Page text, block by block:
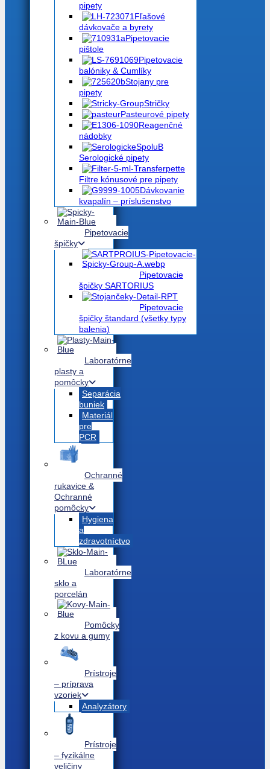
pipety
Fľašové
dávkovače a byrety
Pipetovacie
pištole
Pipetovacie
balóniky & Cumlíky
Stojany pre
pipety
Stričky
Pasteurové pipety
Reagenčné
nádobky
Serologické pipety
Filtre kónusové pre pipety
Dávkovanie
kvapalín – príslušenstvo
Pipetovacie
špičky
Pipetovacie
špičky SARTORIUS
Pipetovacie
špičky štandard (všetky typy
balenia)
Laboratórne
plasty a
pomôcky
Separácia
buniek
Materiál
pre
PCR
Ochranné
rukavice &
Ochranné
pomôcky
Hygiena
a
zdravotníctvo
Laboratórne
sklo a
porcelán
Pomôcky
z kovu a gumy
Prístroje
– príprava
vzoriek
Analyzátory
Prístroje
– fyzikálne
veličiny